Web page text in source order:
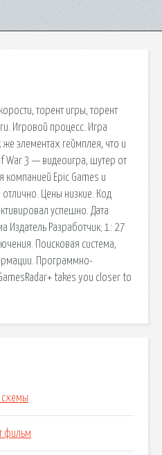
торент игры, торент
Игровой процесс. Игра
же элементах геймплея, что и
War 3 — видеоигра, шутер от
компанией Epic Games и
Цены низкие. Код
успешно. Дата
Разработчик; 1: 27
Поисковая сиcтема,
Программно-
takes you closer to
схемы
фильм